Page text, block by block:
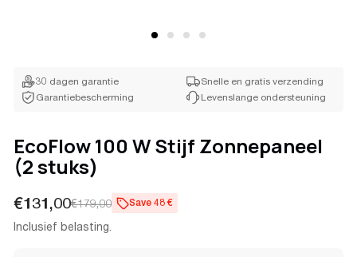
30 dagen garantie
Snelle en gratis verzending
Garantiebescherming
Levenslange ondersteuning
EcoFlow 100 W Stijf Zonnepaneel
(2 stuks)
Verkoopprijs
€131,00
Normale
prijs €179,00 Save 48 €
Inclusief belasting.